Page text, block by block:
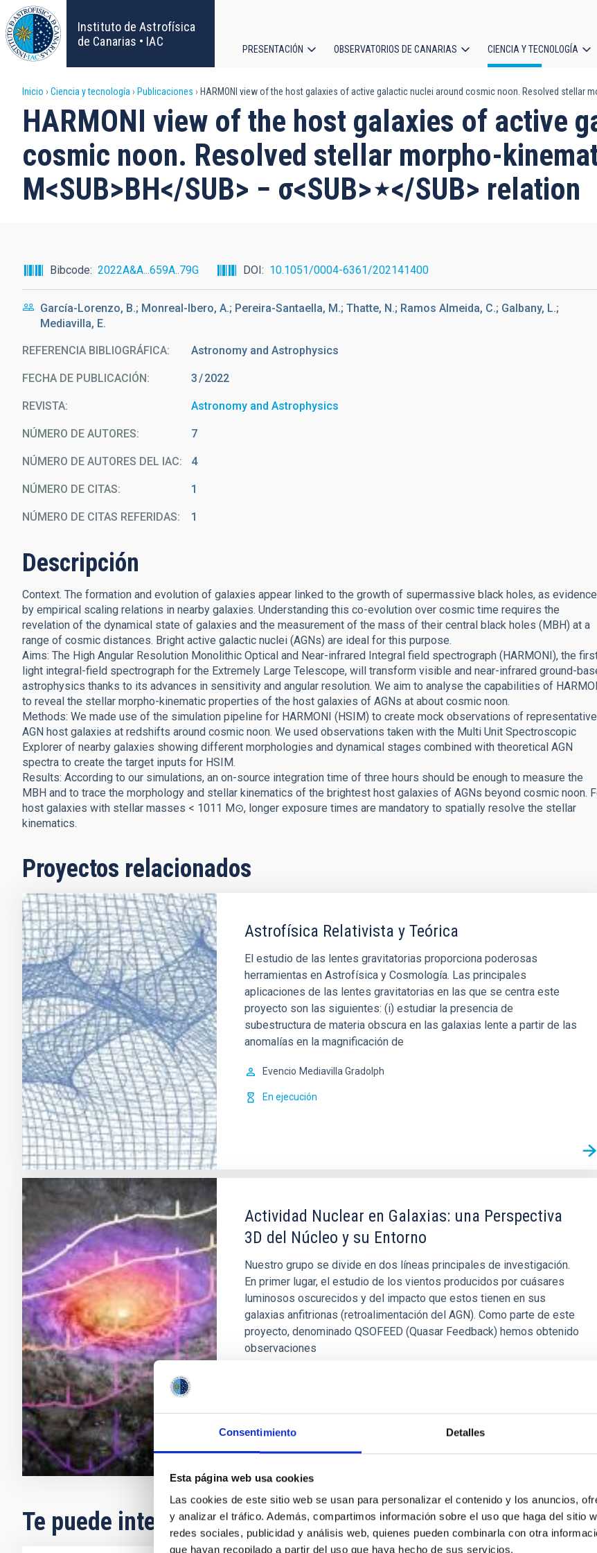
Consentimiento Detalles
Esta página web usa cookies
Las cookies de este sitio web se usan para personalizar el contenido y los anuncios,
y analizar el tráfico. Además, compartimos información sobre el uso que haga del sitio
redes sociales, publicidad y análisis web, quienes pueden combinarla con otra
que hayan recopilado a partir del uso que haya hecho de sus servicios.
Pasar
al
contenido
principal
Instituto de Astrofísica
de Canarias • IAC
principal
PRESENTACIÓN OBSERVATORIOS DE CANARIAS CIENCIA Y TECNOLOGÍA
Sobrescribir
enlaces
de
ayuda
navegación
Inicio Ciencia y tecnología Publicaciones HARMONI view of the host galaxies of active galactic nuclei around cosmic noon. Resolved stellar
HARMONI view of the host galaxies of active
cosmic noon. Resolved stellar morpho-
M<SUB>BH</SUB> − σ<SUB>⋆</SUB> relation
Bibcode 2022A&A...659A..79G DOI 10.1051/0004-6361/202141400
García-Lorenzo, B.; Monreal-Ibero, A.; Pereira-Santaella, M.; Thatte, N.; Ramos Almeida, C.; Galbany, L.;
Mediavilla, E.
REFERENCIA BIBLIOGRÁFICA Astronomy and Astrophysics
FECHA DE PUBLICACIÓN: 3 2022
REVISTA Astronomy and Astrophysics
NÚMERO DE AUTORES 7
NÚMERO DE AUTORES DEL IAC 4
NÚMERO DE CITAS 1
NÚMERO DE CITAS REFERIDAS 1
Descripción
Context. The formation and evolution of galaxies appear linked to the growth of supermassive black holes, as
by empirical scaling relations in nearby galaxies. Understanding this co-evolution over cosmic time requires the
revelation of the dynamical state of galaxies and the measurement of the mass of their central black holes (MBH) at a
range of cosmic distances. Bright active galactic nuclei (AGNs) are ideal for this purpose.
Aims: The High Angular Resolution Monolithic Optical and Near-infrared Integral field spectrograph (HARMONI), the
light integral-field spectrograph for the Extremely Large Telescope, will transform visible and near-infrared ground-
astrophysics thanks to its advances in sensitivity and angular resolution. We aim to analyse the capabilities of
to reveal the stellar morpho-kinematic properties of the host galaxies of AGNs at about cosmic noon.
Methods: We made use of the simulation pipeline for HARMONI (HSIM) to create mock observations of representative
AGN host galaxies at redshifts around cosmic noon. We used observations taken with the Multi Unit Spectroscopic
Explorer of nearby galaxies showing different morphologies and dynamical stages combined with theoretical AGN
spectra to create the target inputs for HSIM.
Results: According to our simulations, an on-source integration time of three hours should be enough to measure the
MBH and to trace the morphology and stellar kinematics of the brightest host galaxies of AGNs beyond cosmic noon.
host galaxies with stellar masses < 1011 M⊙, longer exposure times are mandatory to spatially resolve the stellar
kinematics.
Proyectos relacionados
Astrofísica Relativista y Teórica
El estudio de las lentes gravitatorias proporciona poderosas
herramientas en Astrofísica y Cosmología. Las principales
aplicaciones de las lentes gravitatorias en las que se centra este
proyecto son las siguientes: (i) estudiar la presencia de
subestructura de materia obscura en las galaxias lente a partir de las
anomalías en la magnificación de
Evencio Mediavilla Gradolph
En ejecución
Actividad Nuclear en Galaxias: una Perspectiva
3D del Núcleo y su Entorno
Nuestro grupo se divide en dos líneas principales de investigación.
En primer lugar, el estudio de los vientos producidos por cuásares
luminosos oscurecidos y del impacto que estos tienen en sus
galaxias anfitrionas (retroalimentación del AGN). Como parte de este
proyecto, denominado QSOFEED (Quasar Feedback) hemos obtenido
observaciones
Te puede interesar